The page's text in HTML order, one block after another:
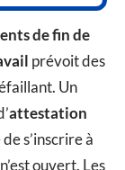
de fin de
prévoit des
Un
attestation
s’inscrire à
ouvert. Les